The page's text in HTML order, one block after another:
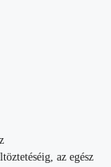
az egész